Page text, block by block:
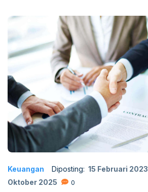
Keuangan Diposting: 15 Februari 2023
Oktober 2025
0